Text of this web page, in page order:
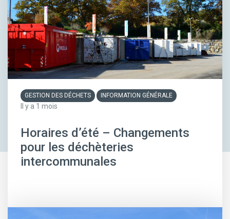
GESTION DES DÉCHETS INFORMATION GÉNÉRALE
Il y a 1 mois
Horaires d’été – Changements
pour les déchèteries
intercommunales